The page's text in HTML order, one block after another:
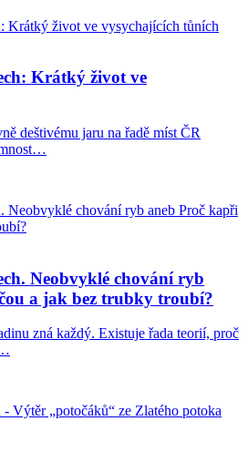
Krátký život ve
deštivému jaru na řadě míst ČR
Neobvyklé chování ryb
a jak bez trubky troubí?
zná každý. Existuje řada teorií, proč